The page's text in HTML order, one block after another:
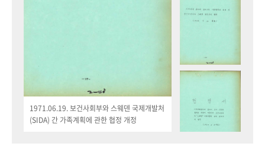
1971.06.19. 보건사회부와 스웨덴 국제개발처
(SIDA) 간 가족계획에 관한 협정 개정